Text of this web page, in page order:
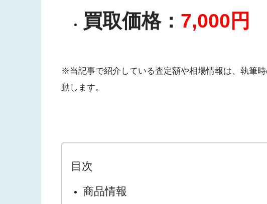
買取価格： 7,000円
※当記事で紹介している査定額や相場情報は、執筆
動します。
目次
商品情報